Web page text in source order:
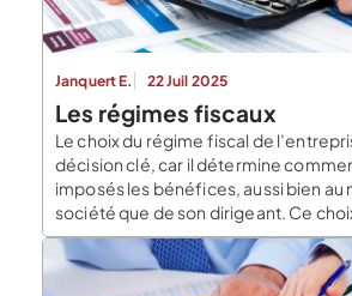
Janquert E. 22 Juil 2025
Les régimes fiscaux
Le choix du régime fiscal de
décision clé, car il détermine
imposés les bénéfices, aussi bien au
société que de son dirigeant. Ce
stratégie de rémunération, le niveau
les possibilités de déduction. Voici un
des deux principaux régimes